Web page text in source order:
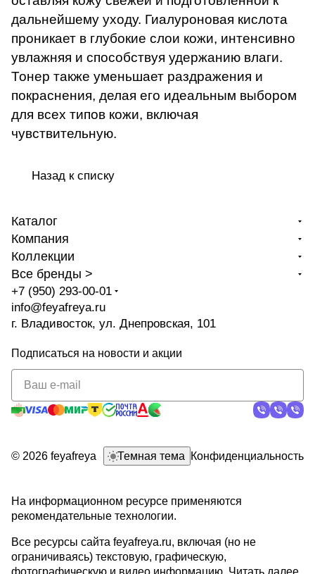
дальнейшему уходу. Гиалуроновая кислота
проникает в глубокие слои кожи, интенсивно
увлажняя и способствуя удержанию влаги.
Тонер также уменьшает раздражения и
покраснения, делая его идеальным выбором
для всех типов кожи, включая
чувствительную.
Назад к списку
Каталог
Компания
Коллекции
Все бренды >
+7 (950) 293-00-01
info@feyafreya.ru
г. Владивосток, ул. Днепровская, 101
Подписаться на новости и акции
© 2026 feyafreya Темная тема Конфиденциальность
На информационном ресурсе применяются
рекомендательные технологии.
Все ресурсы сайта feyafreya.ru, включая (но не
ограничиваясь) текстовую, графическую,
фотографическую и видео информацию, Читать далее